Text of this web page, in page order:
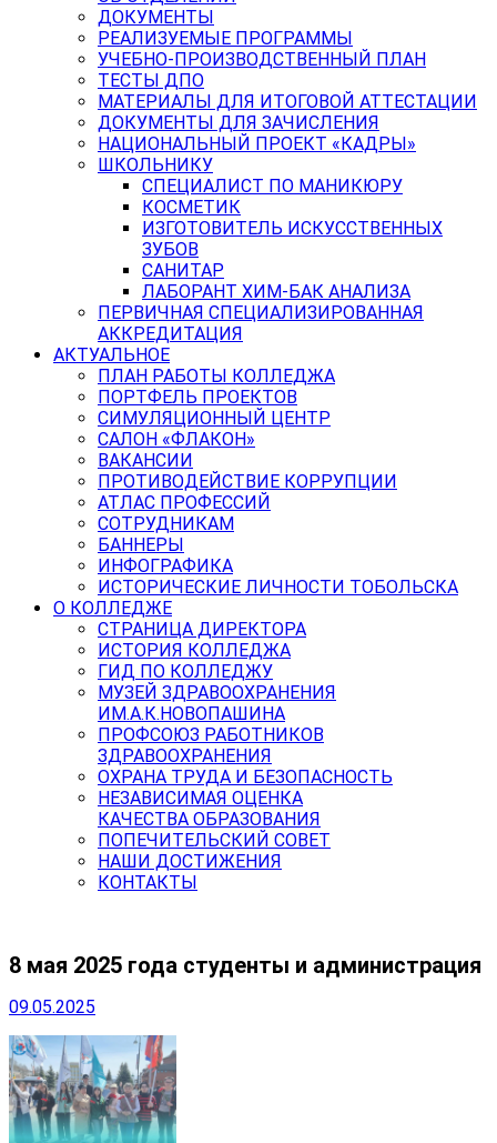
ДОКУМЕНТЫ
РЕАЛИЗУЕМЫЕ ПРОГРАММЫ
УЧЕБНО-ПРОИЗВОДСТВЕННЫЙ ПЛАН
ТЕСТЫ ДПО
МАТЕРИАЛЫ ДЛЯ ИТОГОВОЙ АТТЕСТАЦИИ
ДОКУМЕНТЫ ДЛЯ ЗАЧИСЛЕНИЯ
НАЦИОНАЛЬНЫЙ ПРОЕКТ «КАДРЫ»
ШКОЛЬНИКУ
СПЕЦИАЛИСТ ПО МАНИКЮРУ
КОСМЕТИК
ИЗГОТОВИТЕЛЬ ИСКУССТВЕННЫХ
ЗУБОВ
САНИТАР
ЛАБОРАНТ ХИМ-БАК АНАЛИЗА
ПЕРВИЧНАЯ СПЕЦИАЛИЗИРОВАННАЯ
АККРЕДИТАЦИЯ
АКТУАЛЬНОЕ
ПЛАН РАБОТЫ КОЛЛЕДЖА
ПОРТФЕЛЬ ПРОЕКТОВ
СИМУЛЯЦИОННЫЙ ЦЕНТР
САЛОН «ФЛАКОН»
ВАКАНСИИ
ПРОТИВОДЕЙСТВИЕ КОРРУПЦИИ
АТЛАС ПРОФЕССИЙ
СОТРУДНИКАМ
БАННЕРЫ
ИНФОГРАФИКА
ИСТОРИЧЕСКИЕ ЛИЧНОСТИ ТОБОЛЬСКА
О КОЛЛЕДЖЕ
СТРАНИЦА ДИРЕКТОРА
ИСТОРИЯ КОЛЛЕДЖА
ГИД ПО КОЛЛЕДЖУ
МУЗЕЙ ЗДРАВООХРАНЕНИЯ
ИМ.А.К.НОВОПАШИНА
ПРОФСОЮЗ РАБОТНИКОВ
ЗДРАВООХРАНЕНИЯ
ОХРАНА ТРУДА И БЕЗОПАСНОСТЬ
НЕЗАВИСИМАЯ ОЦЕНКА
КАЧЕСТВА ОБРАЗОВАНИЯ
ПОПЕЧИТЕЛЬСКИЙ СОВЕТ
НАШИ ДОСТИЖЕНИЯ
КОНТАКТЫ
8 мая 2025 года студенты и администрация
09.05.2025